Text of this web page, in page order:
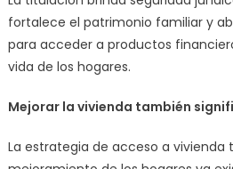
fortalece el patrimonio familiar y
para acceder a productos
vida de los hogares.
Mejorar la vivienda también
La estrategia de acceso a